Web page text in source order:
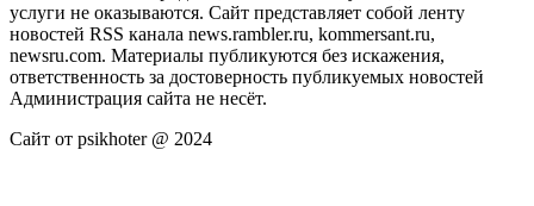
услуги не оказываются. Сайт представляет собой ленту
новостей RSS канала news.rambler.ru, kommersant.ru,
newsru.com. Материалы публикуются без искажения,
ответственность за достоверность публикуемых новостей
Администрация сайта не несёт.
Сайт от psikhoter @ 2024